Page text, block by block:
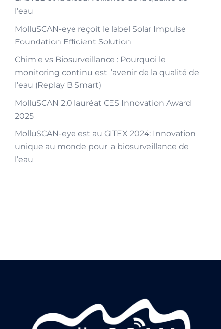
l’eau
MolluSCAN-eye reçoit le label Solar Impulse
Foundation Efficient Solution
Chimie vs Biosurveillance : Pourquoi le
monitoring continu est l’avenir de la qualité de
l’eau (Replay B Smart)
MolluSCAN 2.0 lauréat CES Innovation Award
2025
MolluSCAN-eye est au GITEX 2024: Innovation
unique au monde pour la biosurveillance de
l’eau